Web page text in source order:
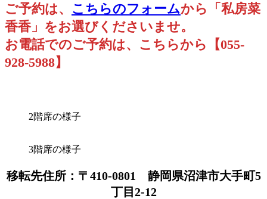
ご予約は、 こちらのフォームから「私房菜
香香」をお選びくださいませ。
お電話でのご予約は、こちらから【055-
928-5988】
2階席の様子
3階席の様子
移転先住所：〒410-0801 静岡県沼津市大手町5
丁目2-12